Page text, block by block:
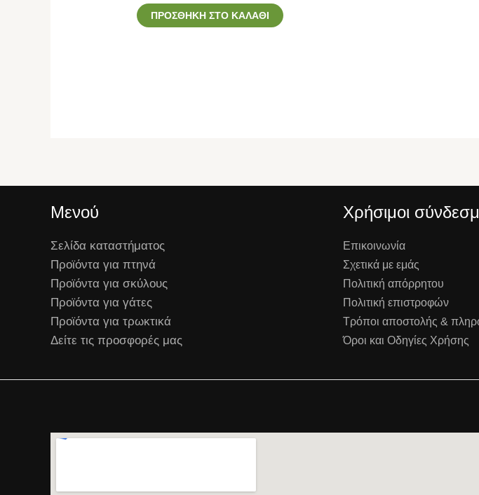
ΠΡΟΣΘΉΚΗ ΣΤΟ ΚΑΛΆΘΙ
Μενού
Σελίδα καταστήματος
Προϊόντα για πτηνά
Προϊόντα για σκύλους
Προϊόντα για γάτες
Προϊόντα για τρωκτικά
Δείτε τις προσφορές μας
Χρήσιμοι
Επικοινωνία
Σχετικά με εμάς
Πολιτική απόρρητου
Πολιτική επιστροφών
Τρόποι αποστολής &
Όροι και Οδηγίες Χρήσης